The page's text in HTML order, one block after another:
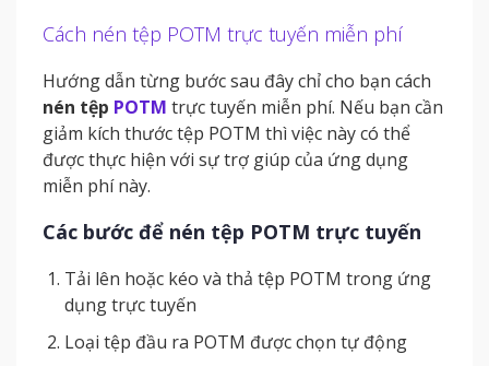
Cách nén tệp POTM trực tuyến miễn phí
Hướng dẫn từng bước sau đây chỉ cho bạn cách
nén tệp POTM trực tuyến miễn phí. Nếu bạn cần
giảm kích thước tệp POTM thì việc này có thể
được thực hiện với sự trợ giúp của ứng dụng
miễn phí này.
Các bước để nén tệp POTM trực tuyến
Tải lên hoặc kéo và thả tệp POTM trong ứng
dụng trực tuyến
Loại tệp đầu ra POTM được chọn tự động